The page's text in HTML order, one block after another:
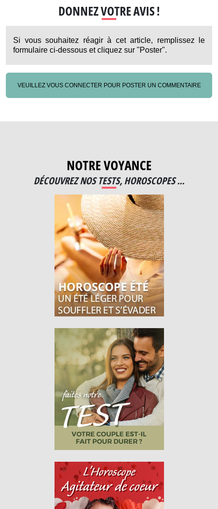
DONNEZ VOTRE AVIS !
Si vous souhaitez réagir à cet article, remplissez le
formulaire ci-dessous et cliquez sur "Poster".
VEUILLEZ VOUS CONNECTER POUR POSTER UN COMMENTAIRE
NOTRE VOYANCE
DÉCOUVREZ NOS TESTS, HOROSCOPES ...